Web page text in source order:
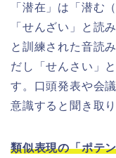
「潜在」は「潜む
「せんざい」と読
と訓練された音読
だし「せんさい」
す。口頭発表や会
意識すると聞き取
類似表現の「ポテ